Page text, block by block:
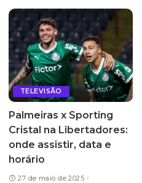
TELEVISÃO
Palmeiras x Sporting
Cristal na Libertadores:
onde assistir, data e
horário
27 de maio de 2025